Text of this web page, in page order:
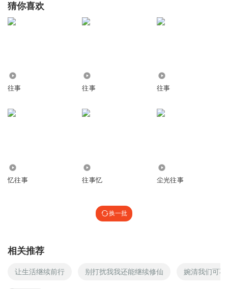
猜你喜欢
往事 往事 往事
忆往事 往事忆 尘光往事
换一批
相关推荐
让生活继续前行 别打扰我我还能继续修仙 婉清我们可